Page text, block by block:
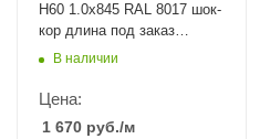
Н60 1.0х845 RAL 8017 шок-
кор длина под заказ
арт.1167522
В наличии
Цена:
1 670 руб./м